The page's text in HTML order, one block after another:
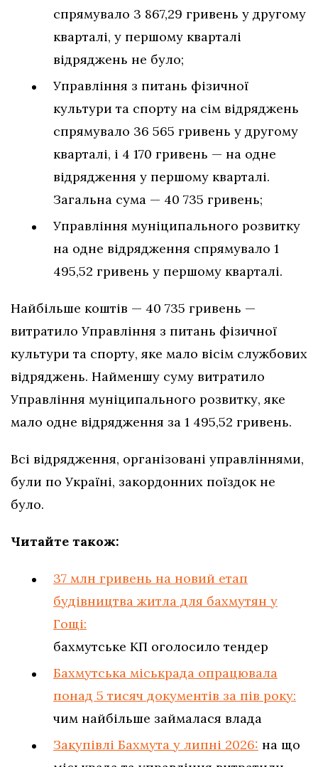
спрямувало 3 867,29 гривень у другому
кварталі, у першому кварталі
відряджень не було;
Управління з питань фізичної
культури та спорту на сім відряджень
спрямувало 36 565 гривень у другому
кварталі, і 4 170 гривень — на одне
відрядження у першому кварталі.
Загальна сума — 40 735 гривень;
Управління муніципального розвитку
на одне відрядження спрямувало 1
495,52 гривень у першому кварталі.
Найбільше коштів — 40 735 гривень —
витратило Управління з питань фізичної
культури та спорту, яке мало вісім службових
відряджень. Найменшу суму витратило
Управління муніципального розвитку, яке
мало одне відрядження за 1 495,52 гривень.
Всі відрядження, організовані управліннями,
були по Україні, закордонних поїздок не
було.
Читайте також:
37 млн гривень на новий етап
будівництва житла для бахмутян у
Гощі:
бахмутське КП оголосило тендер
Бахмутська міськрада опрацювала
понад 5 тисяч документів за пів року:
чим найбільше займалася влада
Закупівлі Бахмута у липні 2026: на що